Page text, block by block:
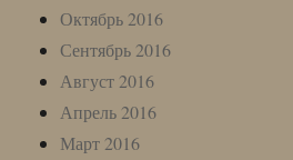
Октябрь 2016
Сентябрь 2016
Август 2016
Апрель 2016
Март 2016